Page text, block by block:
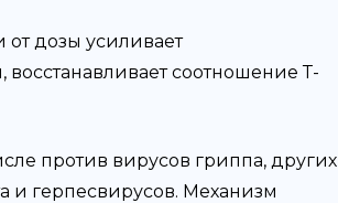
от дозы усиливает
соотношение Т-
против вирусов гриппа, других
и герпесвирусов. Механизм